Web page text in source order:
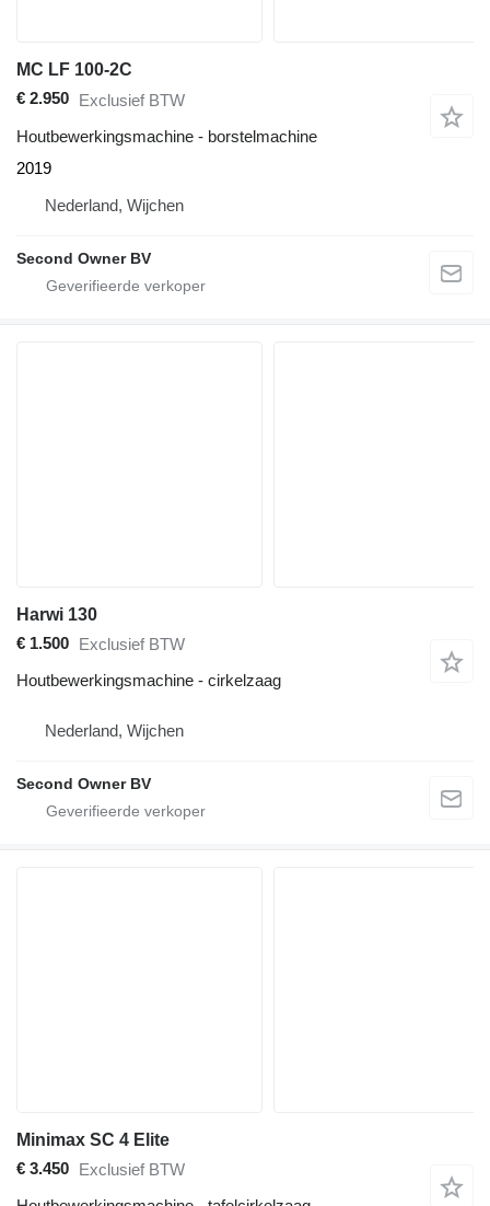
MC LF 100-2C
€ 2.950 Exclusief BTW
Houtbewerkingsmachine - borstelmachine
2019
Nederland, Wijchen
Second Owner BV
Harwi 130
€ 1.500 Exclusief BTW
Houtbewerkingsmachine - cirkelzaag
Nederland, Wijchen
Second Owner BV
Minimax SC 4 Elite
€ 3.450 Exclusief BTW